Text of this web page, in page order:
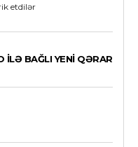
etdilər
ILƏ BAĞLI YENI QƏRAR